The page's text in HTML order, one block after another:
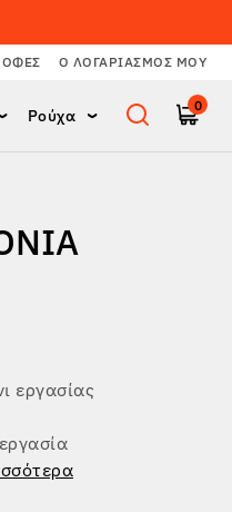
Ο ΛΟΓΑΡΙΑΣΜΌΣ ΜΟΥ
Ρούχα
0
εργασίας